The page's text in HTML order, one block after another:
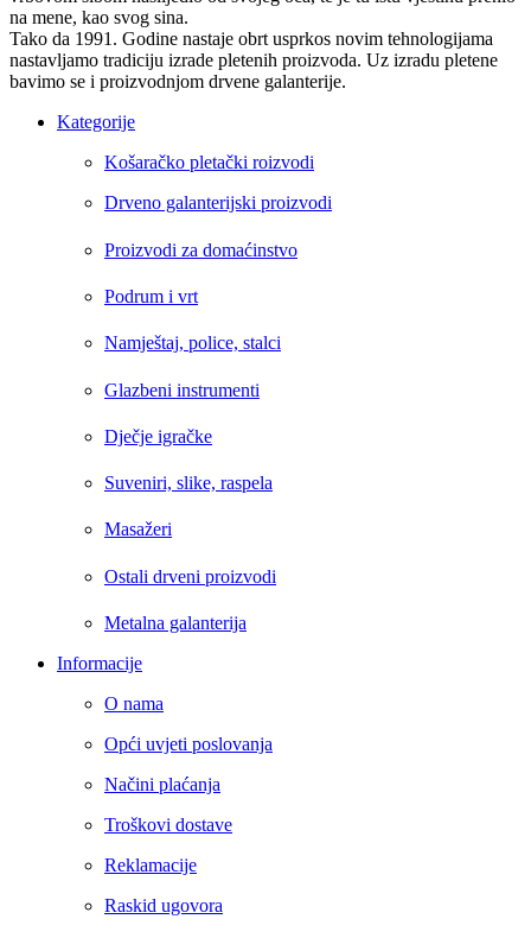
na mene, kao svog sina.
Tako da 1991. Godine nastaje obrt usprkos novim tehnologijama
nastavljamo tradiciju izrade pletenih proizvoda. Uz izradu pletene
bavimo se i proizvodnjom drvene galanterije.
Kategorije
Košaračko pletački roizvodi
Drveno galanterijski proizvodi
Proizvodi za domaćinstvo
Podrum i vrt
Namještaj, police, stalci
Glazbeni instrumenti
Dječje igračke
Suveniri, slike, raspela
Masažeri
Ostali drveni proizvodi
Metalna galanterija
Informacije
O nama
Opći uvjeti poslovanja
Načini plaćanja
Troškovi dostave
Reklamacije
Raskid ugovora